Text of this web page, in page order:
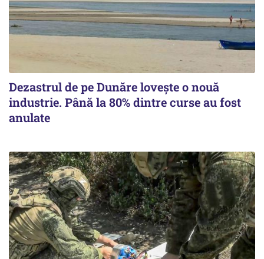
Dezastrul de pe Dunăre lovește o nouă
industrie. Până la 80% dintre curse au fost
anulate